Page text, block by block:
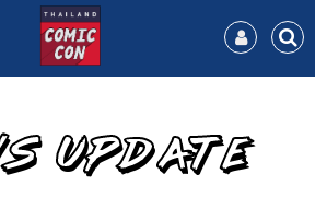
UPDATE